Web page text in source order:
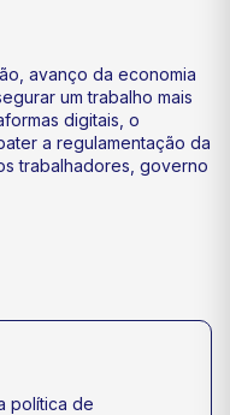
avanço da economia
um trabalho mais
digitais, o
a regulamentação da
trabalhadores, governo
política de